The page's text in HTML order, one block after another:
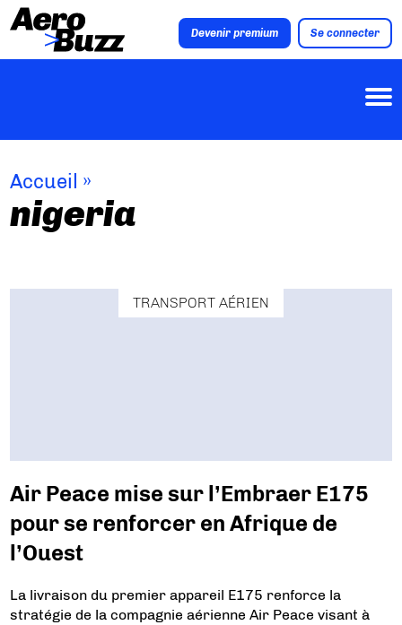
Devenir premium Se connecter
Accueil »
nigeria
TRANSPORT AÉRIEN
Air Peace mise sur l’Embraer E175
pour se renforcer en Afrique de
l’Ouest
La livraison du premier appareil E175 renforce la
stratégie de la compagnie aérienne Air Peace visant à